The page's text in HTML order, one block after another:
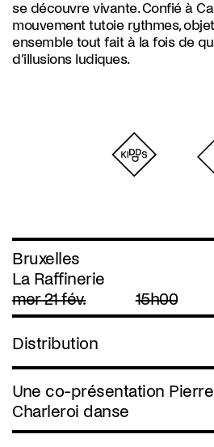
se découvre vivante. Confié à
mouvement tutoie rythmes,
ensemble tout fait à la fois de
d’illusions ludiques.
Bruxelles
La Raffinerie
mer 21 fév.
15h00
Distribution
Une co-présentation
Charleroi danse